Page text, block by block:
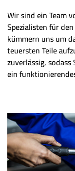
Wir sind ein Team
Spezialisten für
kümmern uns um
teuersten Teile
zuverlässig,
ein